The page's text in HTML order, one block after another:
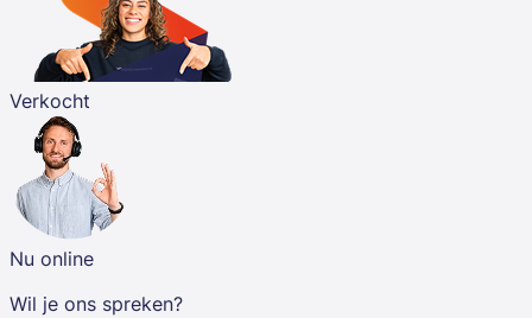
Verkocht
Nu online
Wil je ons spreken?